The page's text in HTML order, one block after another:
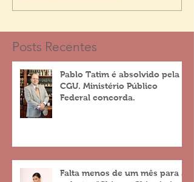
Posts Recentes
Pablo Tatim é absolvido pela
CGU. Ministério Público
Federal concorda.
Falta menos de um mês para a